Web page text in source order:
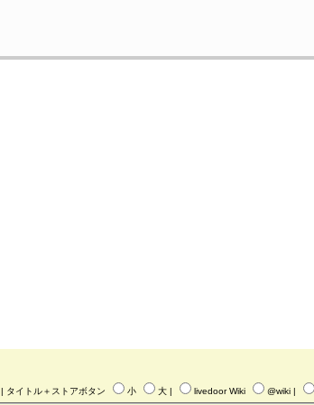
| タイトル＋ストアボタン 小 大 | livedoor Wiki @wiki |